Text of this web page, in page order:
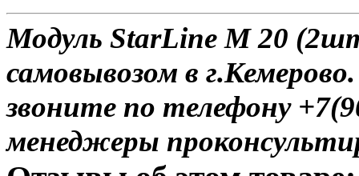
Модуль StarLine M 20
самовывозом в
звоните по телефону
менеджеры